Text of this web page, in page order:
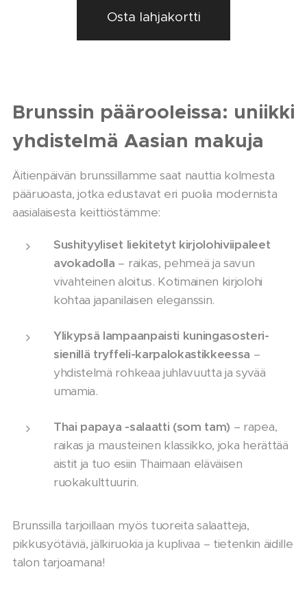
Osta lahjakortti
Brunssin päärooleissa: uniikki
yhdistelmä Aasian makuja
Äitienpäivän brunssillamme saat nauttia kolmesta
pääruoasta, jotka edustavat eri puolia modernista
aasialaisesta keittiöstämme:
Sushityyliset liekitetyt kirjolohiviipaleet
avokadolla – raikas, pehmeä ja savun
vivahteinen aloitus. Kotimainen kirjolohi
kohtaa japanilaisen eleganssin.
Ylikypsä lampaanpaisti kuningasosteri-
sienillä tryffeli-karpalokastikkeessa –
yhdistelmä rohkeaa juhlavuutta ja syvää
umamia.
Thai papaya -salaatti (som tam) – rapea,
raikas ja mausteinen klassikko, joka herättää
aistit ja tuo esiin Thaimaan eläväisen
ruokakulttuurin.
Brunssilla tarjoillaan myös tuoreita salaatteja,
pikkusyötäviä, jälkiruokia ja kuplivaa – tietenkin äidille
talon tarjoamana!